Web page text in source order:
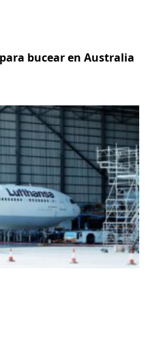
bucear en Australia